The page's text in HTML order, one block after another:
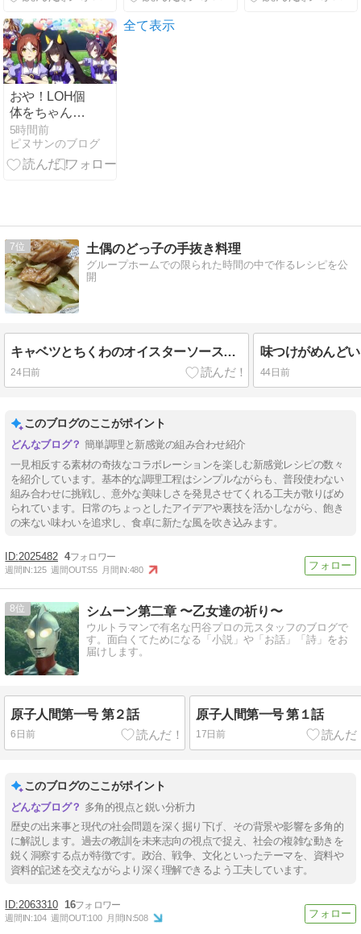
おや！LOH個
体をちゃんと
作ってない！
5時間前
ピヌサンのブログ
全て表示
7 土偶のどっ子の手抜き料理
グループホームでの限られた時間の中で作るレシピを公
開
キャベツとちくわのオイスターソースマヨネーズ【5分・レンチン】
24日前 44日前
このブログのここがポイント
簡単調理と新感覚の組み合わせ紹介
一見相反する素材の奇抜なコラボレーションを楽しむ新感覚レシピの数々
を紹介しています。基本的な調理工程はシンプルながらも、普段使わない
組み合わせに挑戦し、意外な美味しさを発見させてくれる工夫が散りばめ
られています。日常のちょっとしたアイデアや裏技を活かしながら、飽き
の来ない味わいを追求し、食卓に新たな風を吹き込みます。
2025482 4
週間IN:125 週間OUT:55 月間IN:480
8 シムーン第二章 〜乙女達の祈り〜
ウルトラマンで有名な円谷プロの元スタッフのブログで
す。面白くてためになる「小説」や「お話」「詩」をお
届けします。
原子人間第一号 第２話
6日前
原子人間第一号 第１話
17日前
このブログのここがポイント
多角的視点と鋭い分析力
歴史の出来事と現代の社会問題を深く掘り下げ、その背景や影響を多角的
に解説します。過去の教訓を未来志向の視点で捉え、社会の複雑な動きを
鋭く洞察する点が特徴です。政治、戦争、文化といったテーマを、資料や
資料的記述を交えながらより深く理解できるよう工夫しています。
2063310 16
週間IN:104 週間OUT:100 月間IN:508